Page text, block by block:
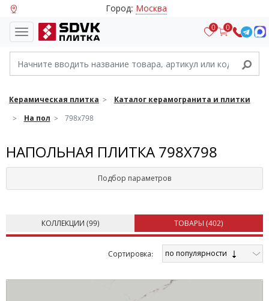
Город: Москва
0 0
Керамическая плитка
Каталог керамогранита и плитки
На пол
798х798
НАПОЛЬНАЯ ПЛИТКА 798Х798
Подбор параметров
КОЛЛЕКЦИИ (99) ТОВАРЫ (402)
Cортировка: по популярности